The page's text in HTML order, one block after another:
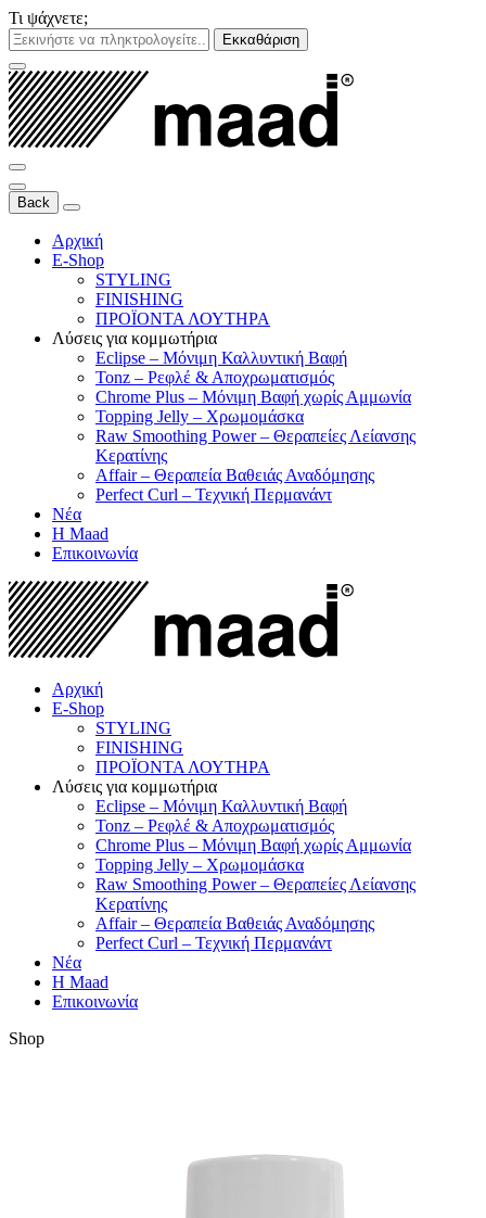
Τι ψάχνετε;
Εκκαθάριση
Back
Αρχική
E-Shop
STYLING
FINISHING
ΠΡΟΪΟΝΤΑ ΛΟΥΤΗΡΑ
Λύσεις για κομμωτήρια
Eclipse – Μόνιμη Καλλυντική Βαφή
Tonz – Ρεφλέ & Αποχρωματισμός
Chrome Plus – Μόνιμη Βαφή χωρίς Αμμωνία
Topping Jelly – Χρωμομάσκα
Raw Smoothing Power – Θεραπείες Λείανσης
Κερατίνης
Affair – Θεραπεία Βαθειάς Αναδόμησης
Perfect Curl – Τεχνική Περμανάντ
Νέα
Η Maad
Επικοινωνία
Αρχική
E-Shop
STYLING
FINISHING
ΠΡΟΪΟΝΤΑ ΛΟΥΤΗΡΑ
Λύσεις για κομμωτήρια
Eclipse – Μόνιμη Καλλυντική Βαφή
Tonz – Ρεφλέ & Αποχρωματισμός
Chrome Plus – Μόνιμη Βαφή χωρίς Αμμωνία
Topping Jelly – Χρωμομάσκα
Raw Smoothing Power – Θεραπείες Λείανσης
Κερατίνης
Affair – Θεραπεία Βαθειάς Αναδόμησης
Perfect Curl – Τεχνική Περμανάντ
Νέα
Η Maad
Επικοινωνία
Shop